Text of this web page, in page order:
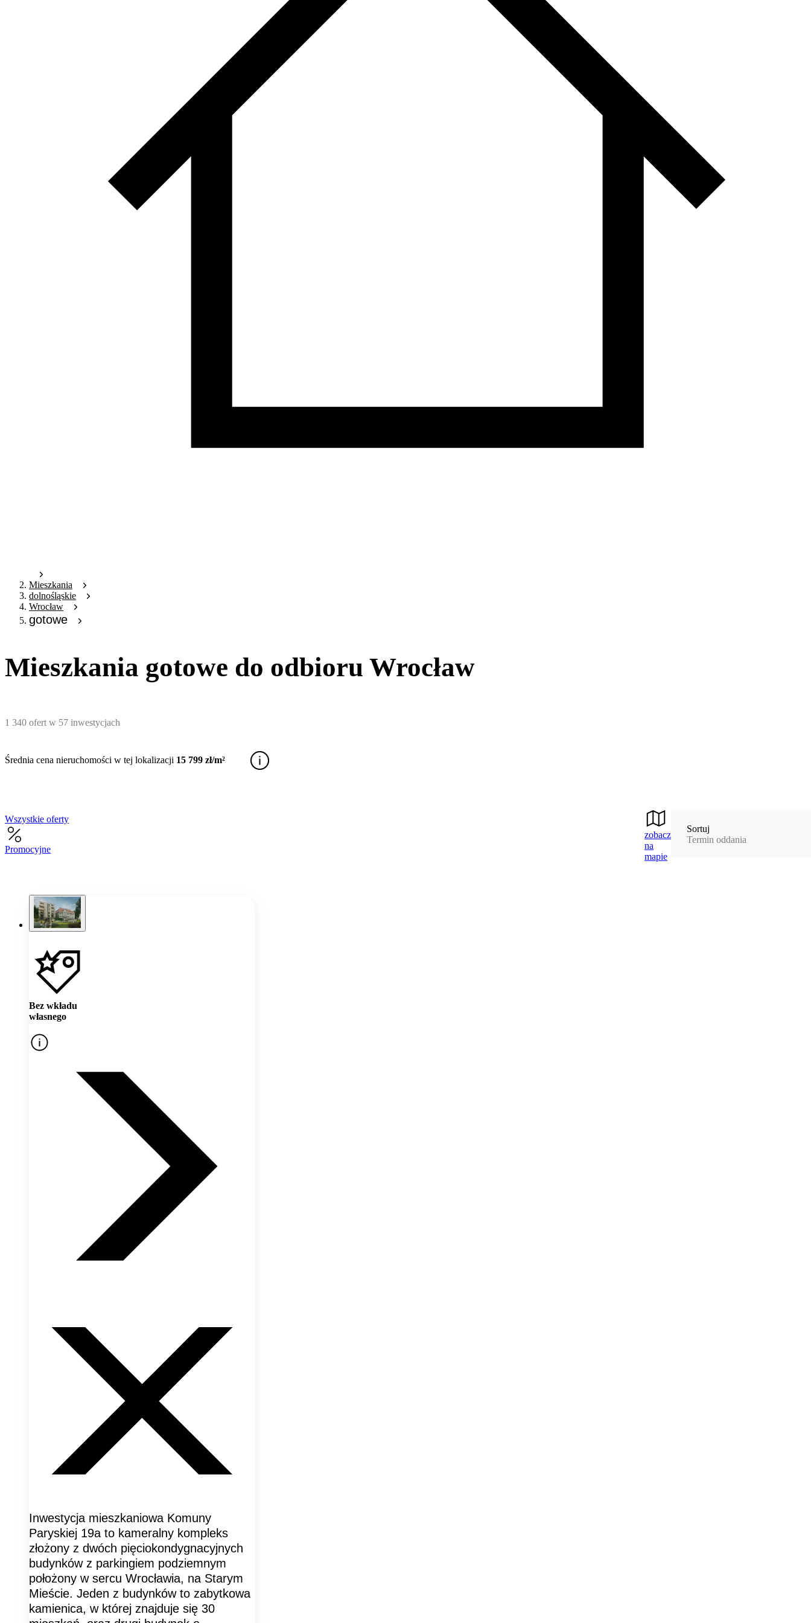
Mieszkania
dolnośląskie
Wrocław
gotowe
Mieszkania gotowe do odbioru Wrocław
1 340 ofert w 57 inwestycjach
Średnia cena nieruchomości w tej lokalizacji 15 799 zł/m²
Wszystkie oferty
Promocyjne
zobacz
na
mapie
Sortuj
Termin oddania
Bez wkładu
własnego
Inwestycja mieszkaniowa Komuny
Paryskiej 19a to kameralny kompleks
złożony z dwóch pięciokondygnacyjnych
budynków z parkingiem podziemnym
położony w sercu Wrocławia, na Starym
Mieście. Jeden z budynków to zabytkowa
kamienica, w której znajduje się 30